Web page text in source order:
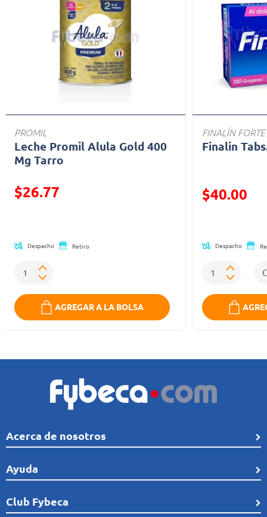
PROMIL
Leche Promil Alula Gold 400
Mg Tarro
$26.77
Despacho Retiro
AGREGAR A LA BOLSA
FINALÍN FORTE
Finalin
Precio
$40.00
Despacho
Acerca de nosotros
Quiénes Somos
Línea de tiempo
Comunidad
Ayuda
Preguntas frecuentes
Club Fybeca